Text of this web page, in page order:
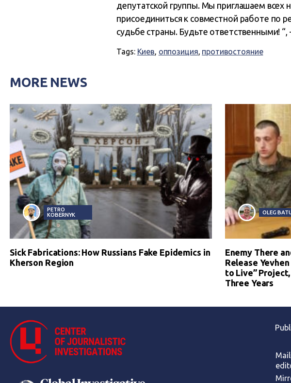
депутатской группы. Мы приглашаем всех
присоединиться к совместной работе по
судьбе страны. Будьте ответственными! “,
Tags: Киев, оппозиция, противостояние
MORE NEWS
PETRO
KOBERNYK
Sick Fabrications: How Russians Fake Epidemics in
Kherson Region
OLEG
Enemy There
Release
to Live”
Three Years